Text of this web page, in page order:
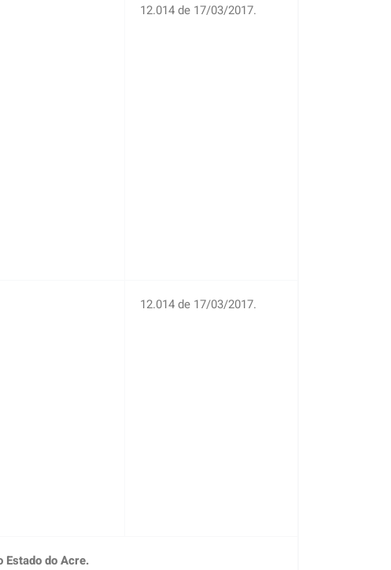
12.014 de 17/03/2017.
12.014 de 17/03/2017.
do Acre.